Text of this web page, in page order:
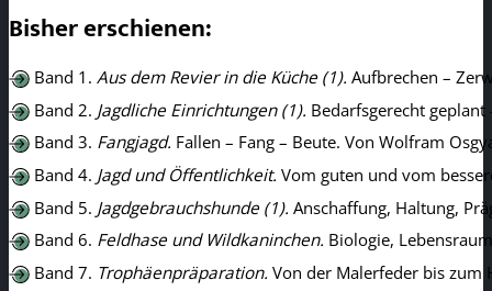
Bisher erschienen:
Band 1. Aus dem Revier in die Küche (1). Aufbrechen –
Band 2. Jagdliche Einrichtungen (1). Bedarfsgerecht
Band 3. Fangjagd. Fallen – Fang – Beute. Von Wolfram
Band 4. Jagd und Öffentlichkeit. Vom guten und vom
Band 5. Jagdgebrauchshunde (1). Anschaffung, Haltung,
Band 6. Feldhase und Wildkaninchen. Biologie,
Band 7. Trophäenpräparation. Von der Malerfeder bis zum